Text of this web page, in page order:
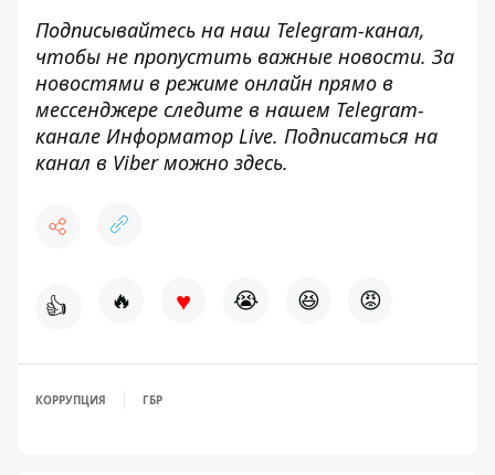
Подписывайтесь на наш Telegram-канал,
чтобы не пропустить важные новости. За
новостями в режиме онлайн прямо в
мессенджере следите в нашем Telegram-
канале Информатор Live. Подписаться на
канал в Viber можно здесь.
👍 🔥 ♥ 😭 😆 😡
КОРРУПЦИЯ ГБР